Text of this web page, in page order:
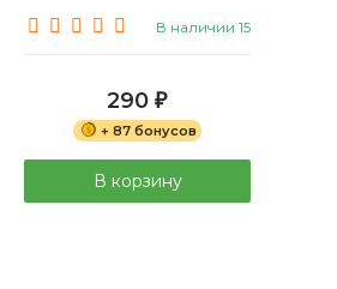
В наличии 15
290 ₽
+ 87 бонусов
В корзину